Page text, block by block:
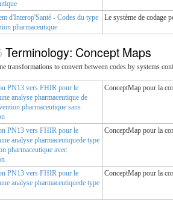
d'Interop'Santé - Codes du type
pharmaceutique
Le système de codage
Terminology: Concept Maps
transformations to convert between codes by systems
PN13 vers FHIR pour le
analyse pharmaceutique de
pharmaceutique sans
ConceptMap pour la
PN13 vers FHIR pour le
analyse pharmaceutiquede type
pharmaceutique avec
ConceptMap pour la
PN13 vers FHIR pour le
analyse pharmaceutiquede type
ConceptMap pour la